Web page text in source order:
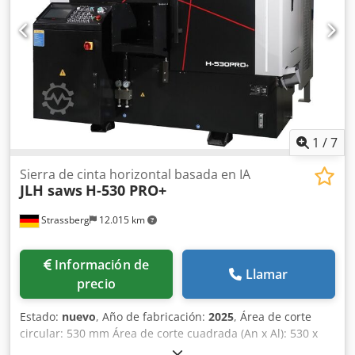
Ancho máximo de la máquina: 3250 mm. Estado: muy
bueno, usado. Crodpfsww Ih Dsx Apnof
1 /7
Strassberg 12.015 km
Sierra de cinta horizontal basada en IA
JLH saws H-530 PRO+
Información de
precio
Llamar
Estado: nuevo, Año de fabricación: 2025, Área de corte
circular: 530 mm Área de corte cuadrada (An x Al): 530 x
530 mm Tamaño mínimo a cortar: 20 x 20 mm Rango de